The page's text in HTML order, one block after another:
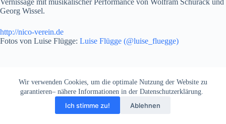
Wir verwenden Cookies, um die optimale Nutzung der Website zu
garantieren– nähere Informationen in der Datenschutzerklärung.
Ich stimme zu! Ablehnen
Vernissage mit musikalischer Performance von Wolfram Schurack und
Georg Wissel.
http://nico-verein.de
Fotos von Luise Flügge: Luise Flügge (@luise_fluegge)